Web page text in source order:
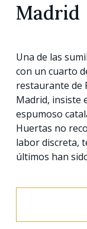
Madrid
Una de las
con un cuarto
restaurante de
Madrid, insiste
espumoso
Huertas no
labor discreta,
últimos han